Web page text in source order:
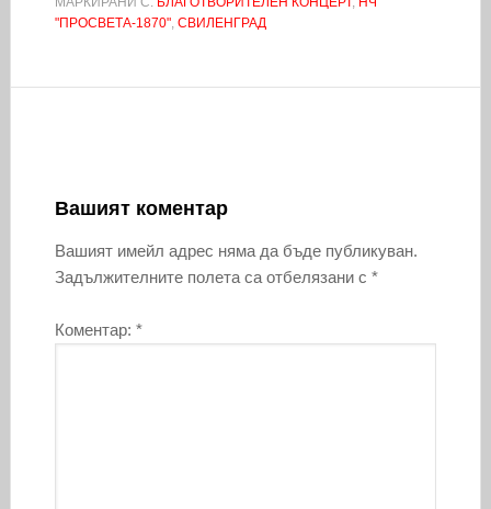
"ПРОСВЕТА-1870", СВИЛЕНГРАД
Вашият коментар
Вашият имейл адрес няма да бъде публикуван.
Задължителните полета са отбелязани с *
Коментар: *